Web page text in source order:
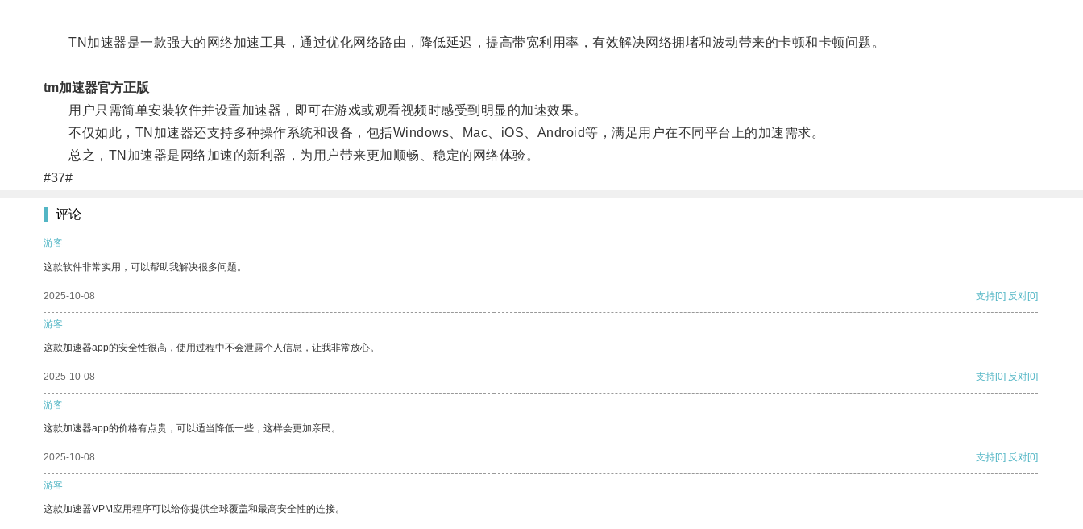
TN加速器是一款强大的网络加速工具，通过优化网络路由，降低延迟，提高带宽利用率，有效解决网络拥堵和波动带来的卡顿和卡顿问题。
tm加速器官方正版
用户只需简单安装软件并设置加速器，即可在游戏或观看视频时感受到明显的加速效果。
不仅如此，TN加速器还支持多种操作系统和设备，包括Windows、Mac、iOS、Android等，满足用户在不同平台上的加速需求。
总之，TN加速器是网络加速的新利器，为用户带来更加顺畅、稳定的网络体验。
#37#
评论
游客
这款软件非常实用，可以帮助我解决很多问题。
2025-10-08 支持[0] 反对[0]
游客
这款加速器app的安全性很高，使用过程中不会泄露个人信息，让我非常放心。
2025-10-08 支持[0] 反对[0]
游客
这款加速器app的价格有点贵，可以适当降低一些，这样会更加亲民。
2025-10-08 支持[0] 反对[0]
游客
这款加速器VPM应用程序可以给你提供全球覆盖和最高安全性的连接。